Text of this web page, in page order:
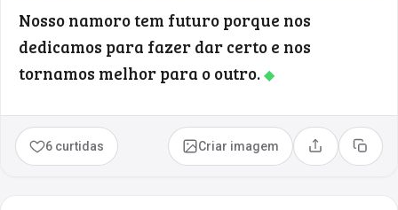
Nosso namoro tem futuro porque nos
dedicamos para fazer dar certo e nos
tornamos melhor para o outro.◆
6 curtidas Criar imagem Compartilhar
Copiar